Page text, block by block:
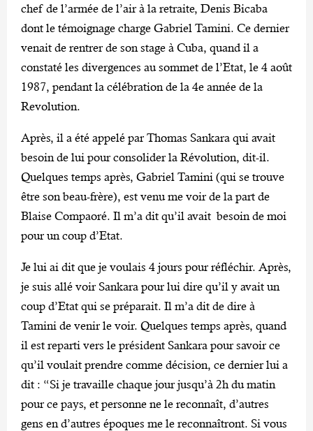
chef de l’armée de l’air à la retraite, Denis Bicaba
dont le témoignage charge Gabriel Tamini. Ce dernier
venait de rentrer de son stage à Cuba, quand il a
constaté les divergences au sommet de l’Etat, le 4 août
1987, pendant la célébration de la 4e année de la
Revolution.
Après, il a été appelé par Thomas Sankara qui avait
besoin de lui pour consolider la Révolution, dit-il.
Quelques temps après, Gabriel Tamini (qui se trouve
être son beau-frère), est venu me voir de la part de
Blaise Compaoré. Il m’a dit qu’il avait besoin de moi
pour un coup d’Etat.
Je lui ai dit que je voulais 4 jours pour réfléchir. Après,
je suis allé voir Sankara pour lui dire qu’il y avait un
coup d’Etat qui se préparait. Il m’a dit de dire à
Tamini de venir le voir. Quelques temps après, quand
il est reparti vers le président Sankara pour savoir ce
qu’il voulait prendre comme décision, ce dernier lui a
dit : “Si je travaille chaque jour jusqu’à 2h du matin
pour ce pays, et personne ne le reconnaît, d’autres
gens en d’autres époques me le reconnaîtront. Si vous